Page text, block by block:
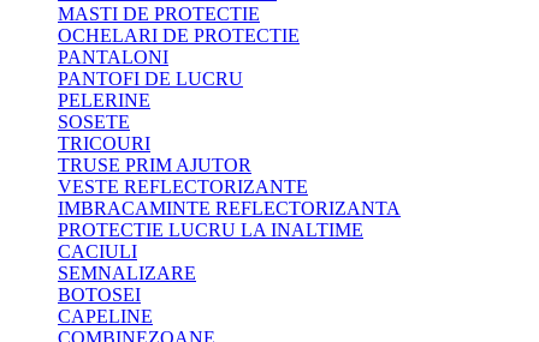
MASTI DE PROTECTIE
OCHELARI DE PROTECTIE
PANTALONI
PANTOFI DE LUCRU
PELERINE
SOSETE
TRICOURI
TRUSE PRIM AJUTOR
VESTE REFLECTORIZANTE
IMBRACAMINTE REFLECTORIZANTA
PROTECTIE LUCRU LA INALTIME
CACIULI
SEMNALIZARE
BOTOSEI
CAPELINE
COMBINEZOANE